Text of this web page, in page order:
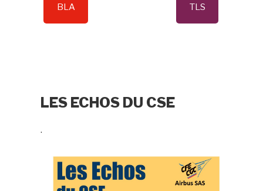
BLA TLS
LES ECHOS DU CSE
.